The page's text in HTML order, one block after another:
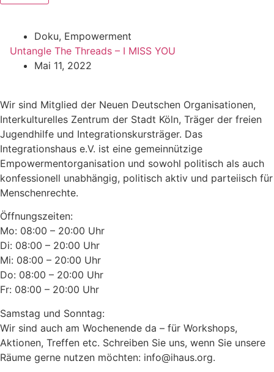
Doku, Empowerment
Untangle The Threads – I MISS YOU
Mai 11, 2022
Wir sind Mitglied der Neuen Deutschen Organisationen,
Interkulturelles Zentrum der Stadt Köln, Träger der freien
Jugendhilfe und Integrationskursträger. Das
Integrationshaus e.V. ist eine gemeinnützige
Empowermentorganisation und sowohl politisch als auch
konfessionell unabhängig, politisch aktiv und parteiisch für
Menschenrechte.
Öffnungszeiten:
Mo: 08:00 – 20:00 Uhr
Di: 08:00 – 20:00 Uhr
Mi: 08:00 – 20:00 Uhr
Do: 08:00 – 20:00 Uhr
Fr: 08:00 – 20:00 Uhr
Samstag und Sonntag:
Wir sind auch am Wochenende da – für Workshops,
Aktionen, Treffen etc. Schreiben Sie uns, wenn Sie unsere
Räume gerne nutzen möchten: info@ihaus.org.